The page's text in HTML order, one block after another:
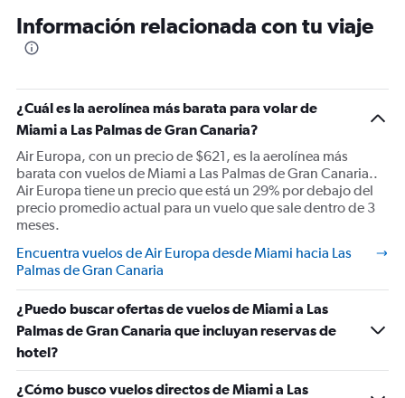
Información relacionada con tu viaje
¿Cuál es la aerolínea más barata para volar de
Miami a Las Palmas de Gran Canaria?
Air Europa, con un precio de $621, es la aerolínea más
barata con vuelos de Miami a Las Palmas de Gran Canaria..
Air Europa tiene un precio que está un 29% por debajo del
precio promedio actual para un vuelo que sale dentro de 3
meses.
Encuentra vuelos de Air Europa desde Miami hacia Las
Palmas de Gran Canaria
¿Puedo buscar ofertas de vuelos de Miami a Las
Palmas de Gran Canaria que incluyan reservas de
hotel?
¿Cómo busco vuelos directos de Miami a Las